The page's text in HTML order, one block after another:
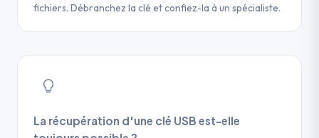
fichiers. Débranchez la clé et confiez-la à un spécialiste.
La récupération d'une clé USB est-elle